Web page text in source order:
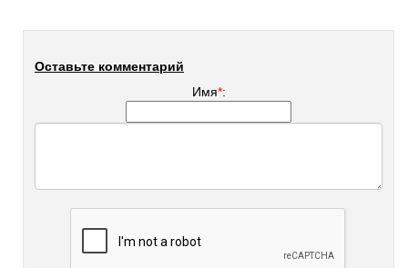
Оставьте комментарий
Имя*: